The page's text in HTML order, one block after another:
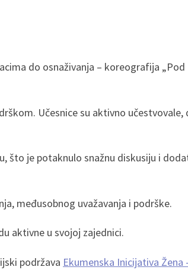
do osnaživanja – koreografija „Pod
Učesnice su aktivno učestvovale,
što je potaknulo snažnu diskusiju i
međusobnog uvažavanja i podrške.
aktivne u svojoj zajednici.
podržava Ekumenska Inicijativa Žena